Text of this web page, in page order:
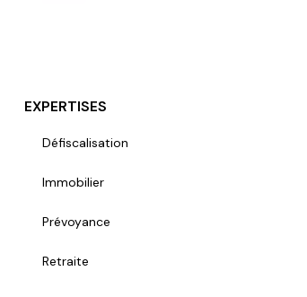
EXPERTISES
Défiscalisation
Immobilier
Prévoyance
Retraite